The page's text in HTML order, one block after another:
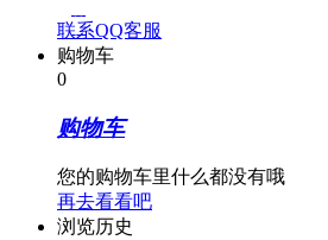
服
联系QQ客服
购物车
0
购物车
您的购物车里什么都没有哦
再去看看吧
浏览历史